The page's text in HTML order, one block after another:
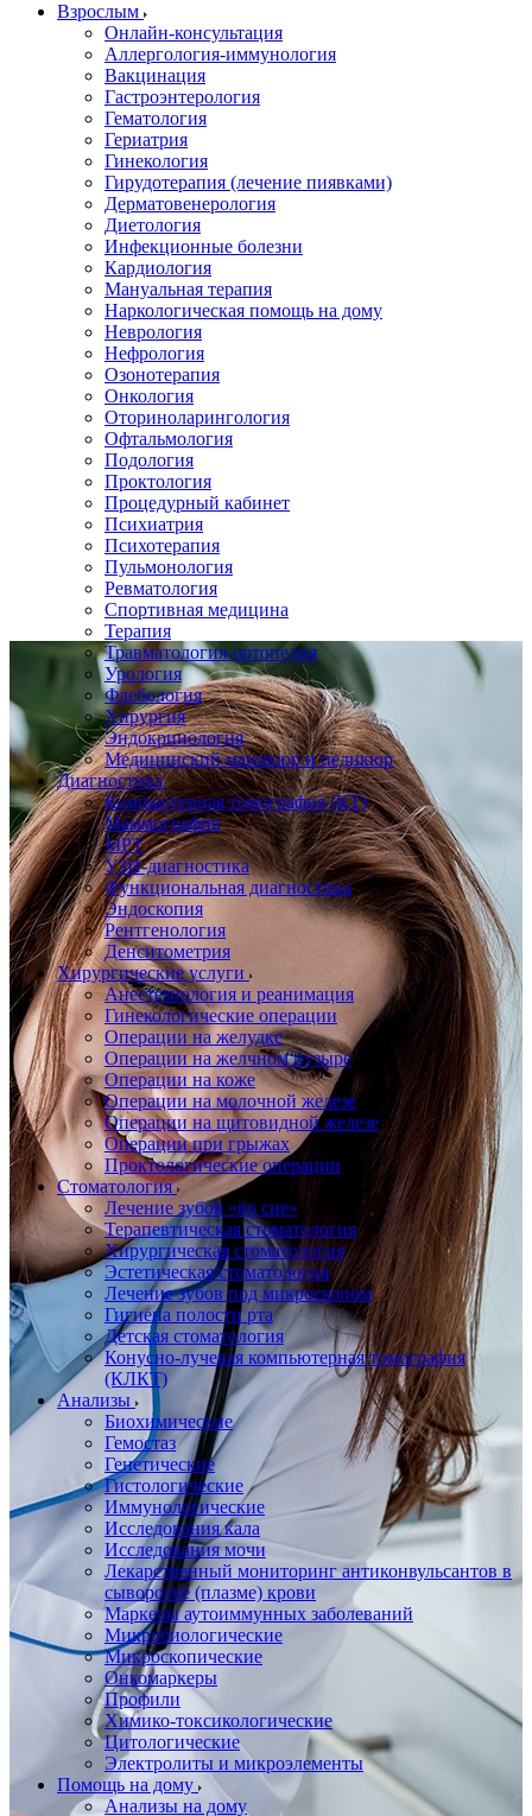
Взрослым
Онлайн-консультация
Аллергология-иммунология
Вакцинация
Гастроэнтерология
Гематология
Гериатрия
Гинекология
Гирудотерапия (лечение пиявками)
Дерматовенерология
Диетология
Инфекционные болезни
Кардиология
Мануальная терапия
Наркологическая помощь на дому
Неврология
Нефрология
Озонотерапия
Онкология
Оториноларингология
Офтальмология
Подология
Проктология
Процедурный кабинет
Психиатрия
Психотерапия
Пульмонология
Ревматология
Спортивная медицина
Терапия
Травматология-ортопедия
Урология
Флебология
Хирургия
Эндокринология
Медицинский маникюр и педикюр
Диагностика
Компьютерная томография (КТ)
Маммография
МРТ
УЗИ-диагностика
Функциональная диагностика
Эндоскопия
Рентгенология
Денситометрия
Хирургические услуги
Анестезиология и реанимация
Гинекологические операции
Операции на желудке
Операции на желчном пузыре
Операции на коже
Операции на молочной железе
Операции на щитовидной железе
Операции при грыжах
Проктологические операции
Стоматология
Лечение зубов «во сне»
Терапевтическая стоматология
Хирургическая стоматология
Эстетическая стоматология
Лечение зубов под микроскопом
Гигиена полости рта
Детская стоматология
Конусно-лучевая компьютерная томография
(КЛКТ)
Анализы
Биохимические
Гемостаз
Генетические
Гистологические
Иммунологические
Исследования кала
Исследования мочи
Лекарственный мониторинг антиконвульсантов в
сыворотке (плазме) крови
Маркеры аутоиммунных заболеваний
Микробиологические
Микроскопические
Онкомаркеры
Профили
Химико-токсикологические
Цитологические
Электролиты и микроэлементы
Помощь на дому
Анализы на дому